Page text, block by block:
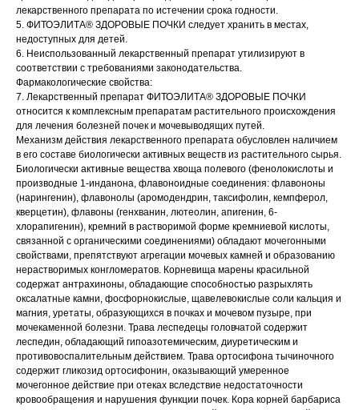
лекарственного препарата по истечении срока годности.
5. ФИТОЭЛИТА® ЗДОРОВЫЕ ПОЧКИ следует хранить в местах,
недоступных для детей.
6. Неиспользованный лекарственный препарат утилизируют в
соответствии с требованиями законодательства.
Фармакологические свойства:
7. Лекарственный препарат ФИТОЭЛИТА® ЗДОРОВЫЕ ПОЧКИ
относится к комплексным препаратам растительного происхождения
для лечения болезней почек и мочевыводящих путей.
Механизм действия лекарственного препарата обусловлен наличием
в его составе биологически активных веществ из растительного сырья.
Биологически активные вещества хвоща полевого (фенолокислоты и
производные 1-инданона, флавоноидные соединения: флавононы
(нарингенин), флавонолы (аромодендрин, таксифолин, кемпферол,
кверцетин), флавоны (генхванин, лютеолин, апигенин, 6-
хлорапигенин), кремний в растворимой форме кремниевой кислоты,
связанной с органическими соединениями) обладают мочегонными
свойствами, препятствуют агрегации мочевых камней и образованию
нерастворимых конгломератов. Корневища марены красильной
содержат антрахиноны, обладающие способностью разрыхлять
оксалатные камни, фосфорнокислые, щавелевокислые соли кальция и
магния, уретаты, образующихся в почках и мочевом пузыре, при
мочекаменной болезни. Трава леспедецы головчатой содержит
леспедин, обладающий гипоазотемическим, диуретическим и
противовоспалительным действием. Трава ортосифона тычиночного
содержит гликозид ортосифонин, оказывающий умеренное
мочегонное действие при отеках вследствие недостаточности
кровообращения и нарушения функции почек. Кора корней барбариса